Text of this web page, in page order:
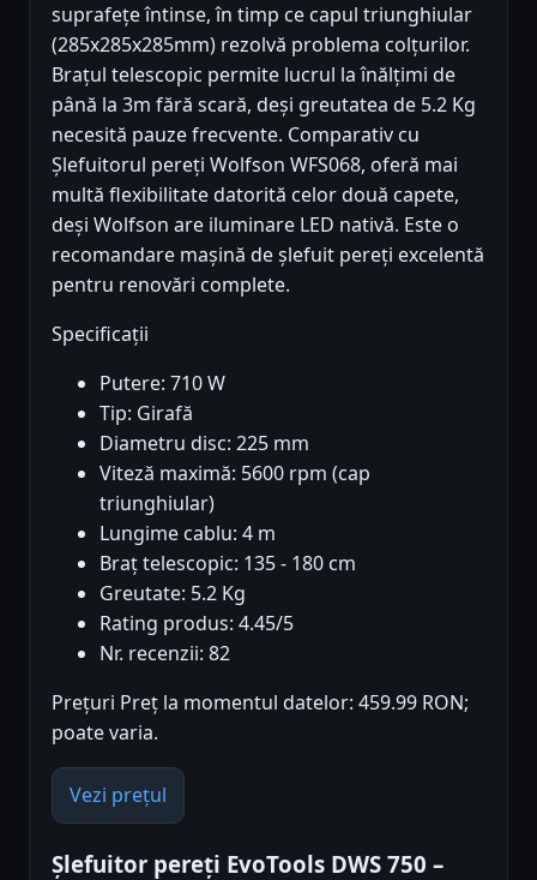
suprafețe întinse, în timp ce capul triunghiular
(285x285x285mm) rezolvă problema colțurilor.
Brațul telescopic permite lucrul la înălțimi de
până la 3m fără scară, deși greutatea de 5.2 Kg
necesită pauze frecvente. Comparativ cu
Șlefuitorul pereți Wolfson WFS068, oferă mai
multă flexibilitate datorită celor două capete,
deși Wolfson are iluminare LED nativă. Este o
recomandare mașină de șlefuit pereți excelentă
pentru renovări complete.
Specificații
Putere: 710 W
Tip: Girafă
Diametru disc: 225 mm
Viteză maximă: 5600 rpm (cap
triunghiular)
Lungime cablu: 4 m
Braț telescopic: 135 - 180 cm
Greutate: 5.2 Kg
Rating produs: 4.45/5
Nr. recenzii: 82
Prețuri Preț la momentul datelor: 459.99 RON;
poate varia.
Vezi prețul
Șlefuitor pereți EvoTools DWS 750 –